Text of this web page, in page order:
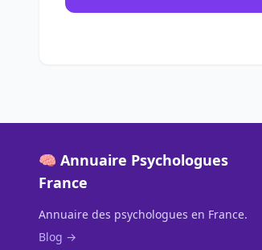
🧠 Annuaire Psychologues
France
Annuaire des psychologues en France.
Blog →